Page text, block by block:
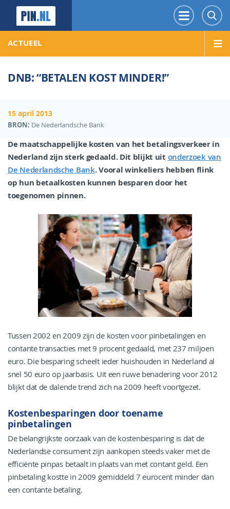
Menu
ACTUEEL
DNB: “BETALEN KOST MINDER!”
15 april 2013
BRON: De Nederlandsche Bank
De maatschappelijke kosten van het betalingsverkeer in
Nederland zijn sterk gedaald. Dit blijkt uit onderzoek van
De Nederlandsche Bank. Vooral winkeliers hebben flink
op hun betaalkosten kunnen besparen door het
toegenomen pinnen.
Tussen 2002 en 2009 zijn de kosten voor pinbetalingen en
contante transacties met 9 procent gedaald, met 237 miljoen
euro. Die besparing scheelt ieder huishouden in Nederland al
snel 50 euro op jaarbasis. Uit een ruwe benadering voor 2012
blijkt dat de dalende trend zich na 2009 heeft voortgezet.
Kostenbesparingen door toename
pinbetalingen
De belangrijkste oorzaak van de kostenbesparing is dat de
Nederlandse consument zijn aankopen steeds vaker met de
efficiënte pinpas betaalt in plaats van met contant geld. Een
pinbetaling kostte in 2009 gemiddeld 7 eurocent minder dan
een contante betaling.